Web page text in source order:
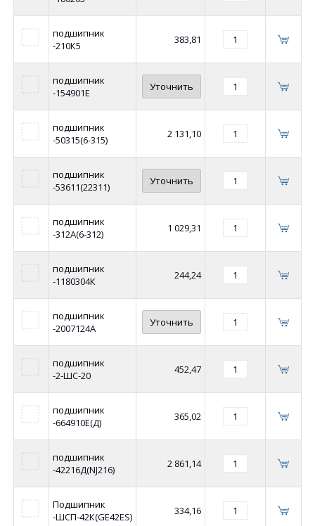
подшипник
-210К5
383,81
подшипник
-154901Е
Уточнить
подшипник
-50315(6-315)
2 131,10
подшипник
-53611(22311)
Уточнить
подшипник
-312А(6-312)
1 029,31
подшипник
-1180304К
244,24
подшипник
-2007124А
Уточнить
подшипник
-2-ШС-20
452,47
подшипник
-664910Е(Д)
365,02
подшипник
-42216Д(NJ216)
2 861,14
Подшипник
-ШСП-42К(GE42ES)
334,16